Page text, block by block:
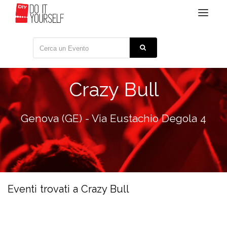
Toggle
Crazy Bull
Genova (GE) - Via Eustachio Degola 4
Eventi trovati a Crazy Bull